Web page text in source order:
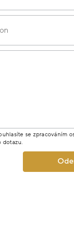
se zpracováním
dotazu.